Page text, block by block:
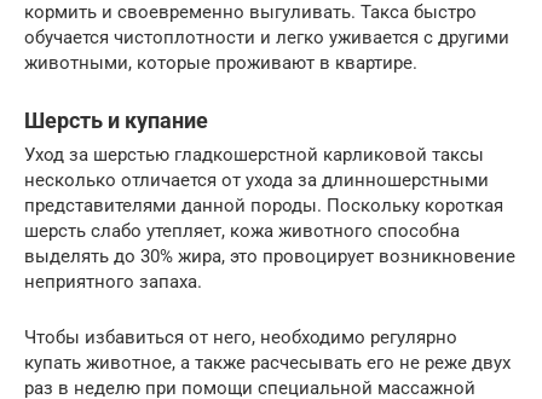
кормить и своевременно выгуливать. Такса быстро
обучается чистоплотности и легко уживается с другими
животными, которые проживают в квартире.
Шерсть и купание
Уход за шерстью гладкошерстной карликовой таксы
несколько отличается от ухода за длинношерстными
представителями данной породы. Поскольку короткая
шерсть слабо утепляет, кожа животного способна
выделять до 30% жира, это провоцирует возникновение
неприятного запаха.
Чтобы избавиться от него, необходимо регулярно
купать животное, а также расчесывать его не реже двух
раз в неделю при помощи специальной массажной